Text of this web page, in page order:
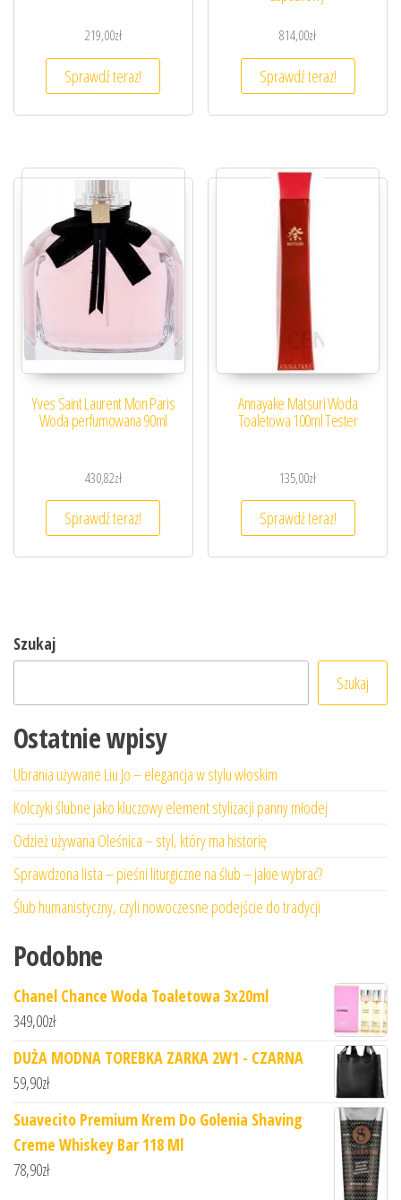
219,00zł
Sprawdź teraz!
814,00zł
Sprawdź teraz!
Yves Saint Laurent Mon Paris
Woda perfumowana 90ml
430,82zł
Sprawdź teraz!
Annayake Matsuri Woda
Toaletowa 100ml Tester
135,00zł
Sprawdź teraz!
Szukaj
Szukaj
Ostatnie wpisy
Ubrania używane Liu Jo – elegancja w stylu włoskim
Kolczyki ślubne jako kluczowy element stylizacji panny młodej
Odzież używana Oleśnica – styl, który ma historię
Sprawdzona lista – pieśni liturgiczne na ślub – jakie wybrać?
Ślub humanistyczny, czyli nowoczesne podejście do tradycji
Podobne
Chanel Chance Woda Toaletowa 3x20ml
349,00zł
DUŻA MODNA TOREBKA ZARKA 2W1 - CZARNA
59,90zł
Suavecito Premium Krem Do Golenia Shaving
Creme Whiskey Bar 118 Ml
78,90zł